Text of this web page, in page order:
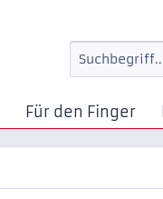
Für den Finger